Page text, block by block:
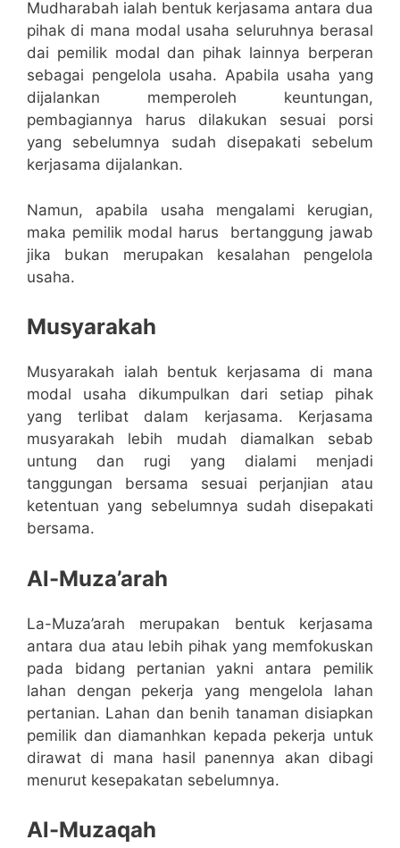
Mudharabah ialah bentuk kerjasama antara dua
pihak di mana modal usaha seluruhnya berasal
dai pemilik modal dan pihak lainnya berperan
sebagai pengelola usaha. Apabila usaha yang
dijalankan memperoleh keuntungan,
pembagiannya harus dilakukan sesuai porsi
yang sebelumnya sudah disepakati sebelum
kerjasama dijalankan.
Namun, apabila usaha mengalami kerugian,
maka pemilik modal harus bertanggung jawab
jika bukan merupakan kesalahan pengelola
usaha.
Musyarakah
Musyarakah ialah bentuk kerjasama di mana
modal usaha dikumpulkan dari setiap pihak
yang terlibat dalam kerjasama. Kerjasama
musyarakah lebih mudah diamalkan sebab
untung dan rugi yang dialami menjadi
tanggungan bersama sesuai perjanjian atau
ketentuan yang sebelumnya sudah disepakati
bersama.
Al-Muza’arah
La-Muza’arah merupakan bentuk kerjasama
antara dua atau lebih pihak yang memfokuskan
pada bidang pertanian yakni antara pemilik
lahan dengan pekerja yang mengelola lahan
pertanian. Lahan dan benih tanaman disiapkan
pemilik dan diamanhkan kepada pekerja untuk
dirawat di mana hasil panennya akan dibagi
menurut kesepakatan sebelumnya.
Al-Muzaqah